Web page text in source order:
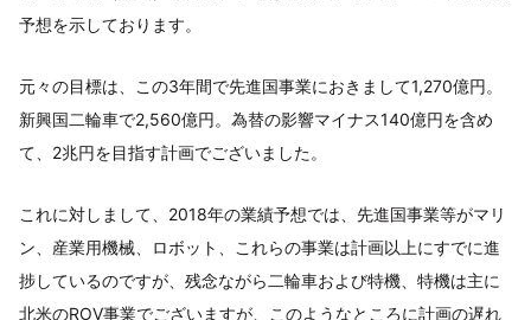
予想を示しております。
元々の目標は、この3年間で先進国事業におきまして1,270億円。
新興国二輪車で2,560億円。為替の影響マイナス140億円を含め
て、2兆円を目指す計画でございました。
これに対しまして、2018年の業績予想では、先進国事業等がマリ
ン、産業用機械、ロボット、これらの事業は計画以上にすでに進
捗しているのですが、残念ながら二輪車および特機、特機は主に
北米のROV事業でございますが、このようなところに計画の遅れ